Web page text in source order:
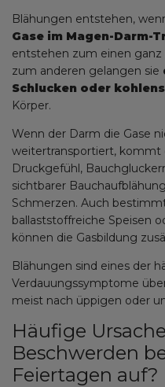
Blähungen entstehen,
Gase im Magen-Darm-
entstehen zum einen ganz
zum anderen gelangen sie
Schlucken oder
Körper.
Wenn der Darm die Gase
weitertransportiert, kommt
Druckgefühl,
sichtbarer
Schmerzen. Auch
ballaststoffreiche Speisen
können die Gasbildung
Blähungen sind eines der
Verdauungssymptome
meist nach üppigen oder
Häufige
Beschwerden
Feiertagen auf?